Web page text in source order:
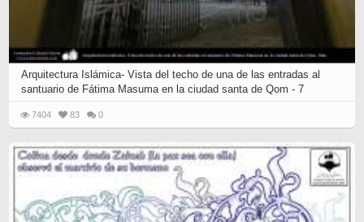
Arquitectura Islámica- Vista del techo de una de las entradas al
santuario de Fátima Masuma en la ciudad santa de Qom - 7
7404 83 0